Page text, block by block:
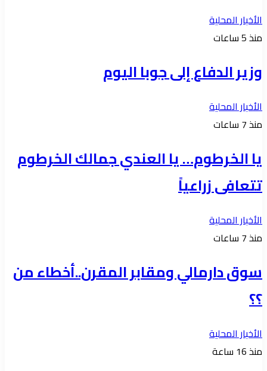
الأخبار المحلية
منذ 5 ساعات
وزير الدفاع إلى جوبا اليوم
الأخبار المحلية
منذ 7 ساعات
يا الخرطوم… يا العندي جمالك الخرطوم
تتعافى زراعياً
الأخبار المحلية
منذ 7 ساعات
سوق دارمالي ومقابر المقرن..أخطاء من
؟؟
الأخبار المحلية
منذ 16 ساعة